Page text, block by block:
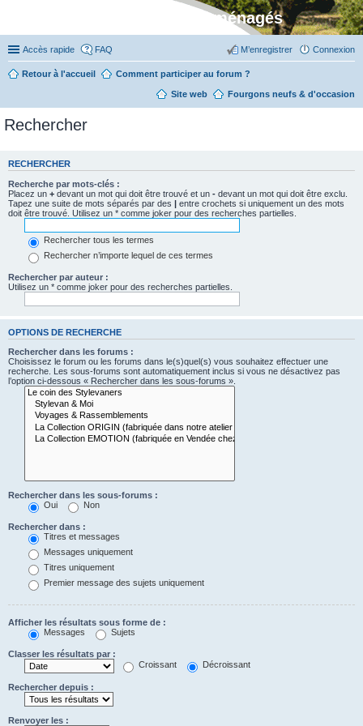
Stylevan - Vans aménagés
Accès rapide FAQ Connexion
M’enregistrer
Retour à l'accueil Comment participer au forum ?
Fourgons neufs & d'occasion
Site web
Rechercher
RECHERCHER
Recherche par mots-clés :
Placez un + devant un mot qui doit être trouvé et un - devant un mot qui doit être exclu.
Tapez une suite de mots séparés par des | entre crochets si uniquement un des mots
doit être trouvé. Utilisez un * comme joker pour des recherches partielles.
Rechercher tous les termes
Rechercher n’importe lequel de ces termes
Rechercher par auteur :
Utilisez un * comme joker pour des recherches partielles.
OPTIONS DE RECHERCHE
Rechercher dans les forums :
Choisissez le forum ou les forums dans le(s)quel(s) vous souhaitez effectuer une
recherche. Les sous-forums sont automatiquement inclus si vous ne désactivez pas
l’option ci-dessous « Rechercher dans les sous-forums ».
Rechercher dans les sous-forums :
Oui
Non
Rechercher dans :
Titres et messages
Messages uniquement
Titres uniquement
Premier message des sujets uniquement
Afficher les résultats sous forme de :
Messages
Sujets
Classer les résultats par :
Croissant
Décroissant
Rechercher depuis :
Renvoyer les :